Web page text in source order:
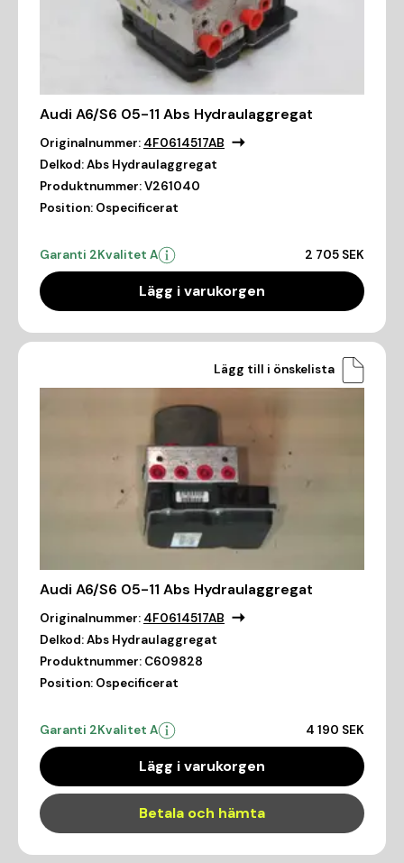
Audi A6/S6 05-11 Abs Hydraulaggregat
Originalnummer: 4F0614517AB
Delkod:Abs Hydraulaggregat
Produktnummer:V261040
Position: Ospecificerat
Garanti 2Kvalitet A 2 705 SEK
Lägg i varukorgen
Lägg till i önskelista
Audi A6/S6 05-11 Abs Hydraulaggregat
Originalnummer: 4F0614517AB
Delkod:Abs Hydraulaggregat
Produktnummer: C609828
Position: Ospecificerat
Garanti 2Kvalitet A 4 190 SEK
Lägg i varukorgen
Betala och hämta